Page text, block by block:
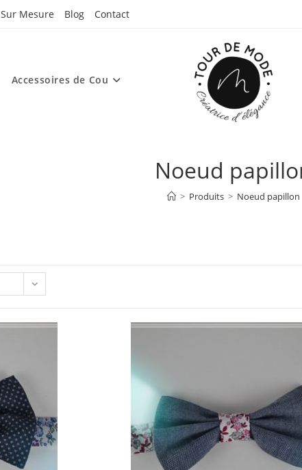
Sur Mesure Blog Contact
Accessoires de Cou
Noeud
> Produits > Noeud papillon